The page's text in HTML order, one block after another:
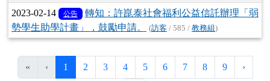
2023-02-14 公告
轉知：許崑泰社會福利公益信託辦理「弱
勢學生助學計畫」，鼓勵申請。
(訪客 / 585 / 教務組)
« ‹ 1 (目前頁次)
2 3 4 5 6 7 8 9 ›下一